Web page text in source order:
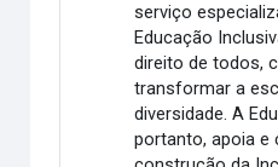
serviço
Educação
direito de todos,
transformar a
diversidade. A
portanto, apoia e